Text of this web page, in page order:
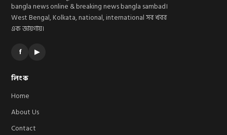
bangla news online & breaking news bangla sambad।
West Bengal, Kolkata, national, international সব খবর
এক জায়গায়।
f ▶
লিংক
Home
About Us
Contact